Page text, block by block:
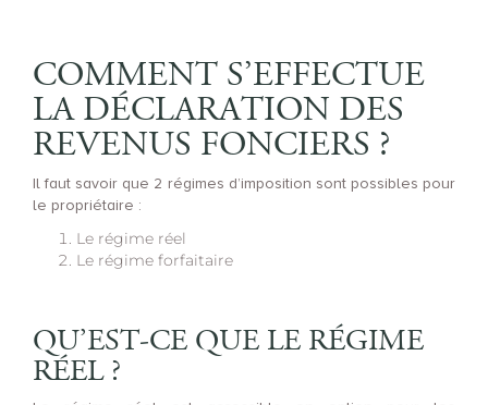
COMMENT S’EFFECTUE
LA DÉCLARATION DES
REVENUS FONCIERS ?
Il faut savoir que 2 régimes d’imposition sont possibles pour
le propriétaire :
Le régime réel
Le régime forfaitaire
QU’EST-CE QUE LE RÉGIME
RÉEL ?